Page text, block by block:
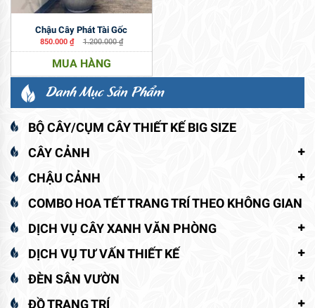
Chậu Cây Phát Tài Gốc
850.000 ₫ 1.200.000₫
MUA HÀNG
Danh Mục Sản Phẩm
BỘ CÂY/CỤM CÂY THIẾT KẾ BIG SIZE
CÂY CẢNH
CHẬU CẢNH
COMBO HOA TẾT TRANG TRÍ THEO KHÔNG GIAN
DỊCH VỤ CÂY XANH VĂN PHÒNG
DỊCH VỤ TƯ VẤN THIẾT KẾ
ĐÈN SÂN VƯỜN
ĐỒ TRANG TRÍ